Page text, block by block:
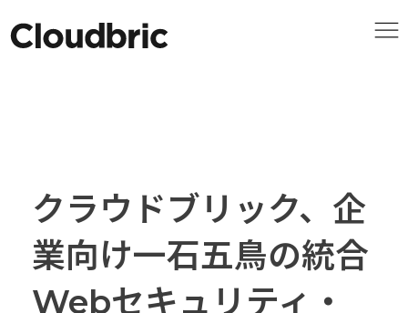
クラウドブリック、企
業向け一石五鳥の統合
Webセキュリティ・